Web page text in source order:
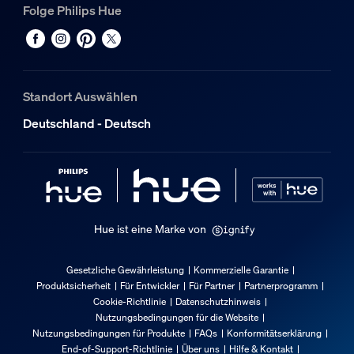
Informationen zur Verpackung
EAN
8718699704803
Stromversorgung
Stromversorgung
100 - 240 V
Stromverbrauch
Adapterspannung
Standby-Energieverbrauch
1,5
Folge Philips Hue
Standort Auswählen
Deutschland - Deutsch
Hue ist eine Marke von
Gesetzliche Gewährleistung
Kommerzielle Garantie
Produktsicherheit
Für Entwickler Für Partner
Partnerprogramm
Cookie-Richtlinie
Datenschutzhinweis
Nutzungsbedingungen für die Website
Nutzungsbedingungen für Produkte
FAQs
Konformitätserklärung
End-of-Support-Richtlinie
Über uns Hilfe & Kontakt